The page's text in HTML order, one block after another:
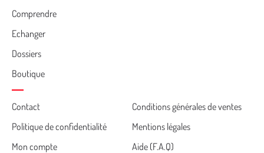
Comprendre
Echanger
Dossiers
Boutique
Cemea
footer
Contact
Conditions générales de ventes
Politique de confidentialité
Mentions légales
Mon compte
Aide (F.A.Q)